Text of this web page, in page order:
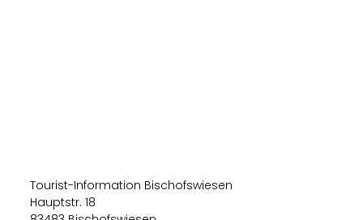
Tourist-Information Bischofswiesen
Hauptstr. 18